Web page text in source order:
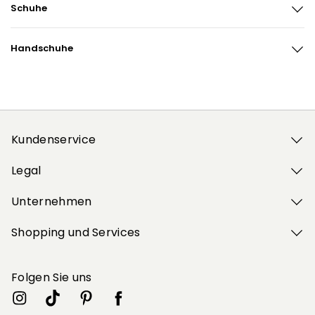
schuhe
handschuhe
Kundenservice
Legal
Unternehmen
Shopping und Services
Folgen Sie uns